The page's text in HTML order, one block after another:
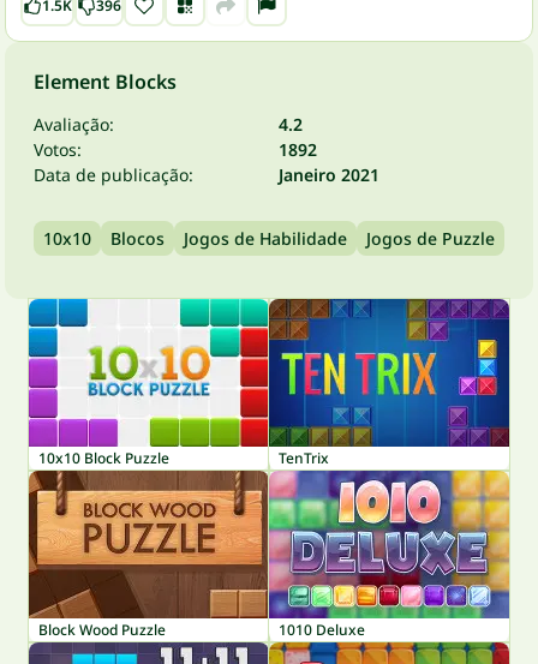
1.5K 396
Element Blocks
Avaliação:
4.2
Votos:
1892
Data de publicação:
Janeiro 2021
10x10 Blocos Jogos de Habilidade Jogos de Puzzle
10x10 Block Puzzle TenTrix
Block Wood Puzzle 1010 Deluxe